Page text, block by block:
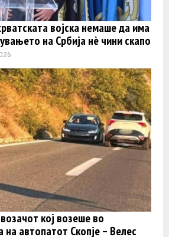
војска немаше да има
на Србија нè чини скапо
кој возеше во
на автопатот Скопје – Велес